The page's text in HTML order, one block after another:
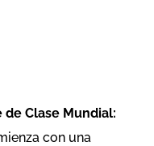
Clase Mundial:
con una